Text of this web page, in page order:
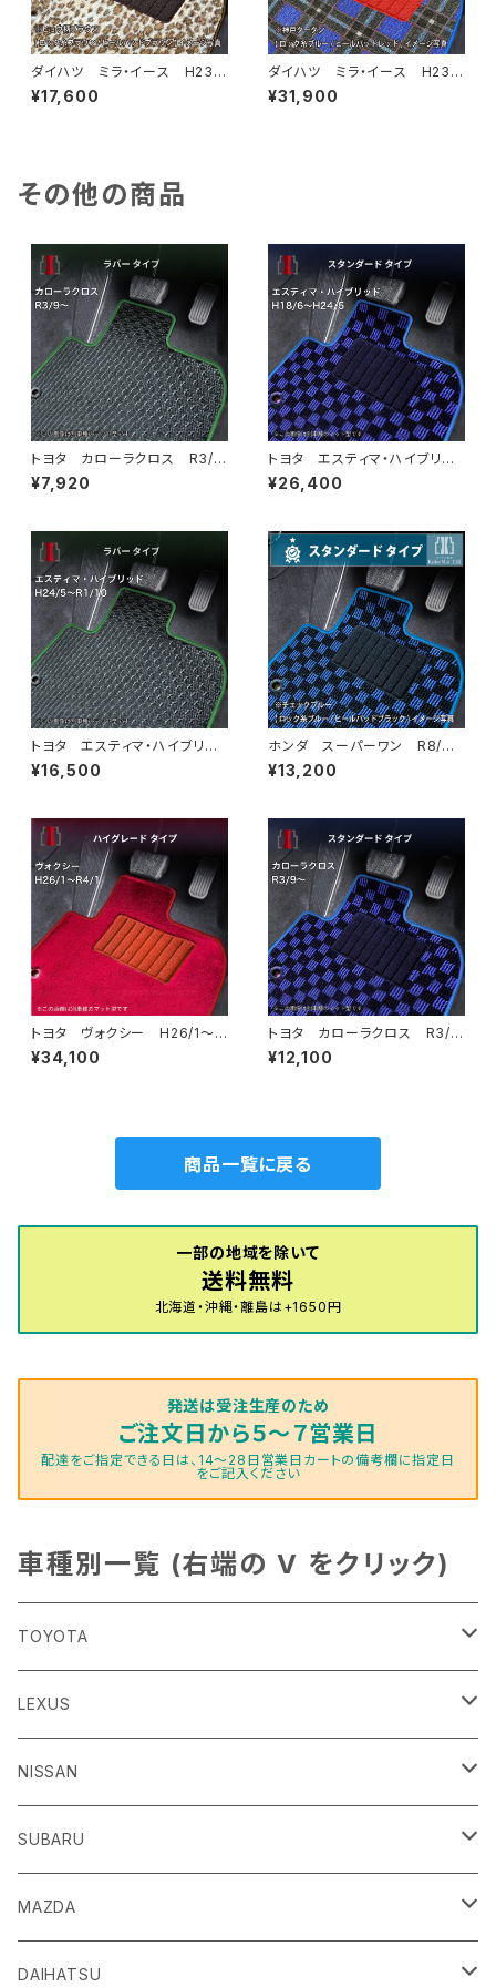
ダイハツ ミラ・イース H23/
9〜 LA300系 フロアマット
一式 カーマット スペシャルタ
¥17,600
ダイハツ ミラ・イース H23/
9〜 LA300系 フロアマット
一式 カーマット 神戸タータ
¥31,900
その他の商品
トヨタ カローラクロス R3/
9〜 10系 フロアマット一
式 カーマット 防水 ラバー
¥7,920
トヨタ エスティマ・ハイブリッ
ド H18/6〜H24/5（前期） 2
0系 フロアマット一式 カーマ
¥26,400
トヨタ エスティマ・ハイブリッ
ド H24/5〜R1/10（後期） 20
系 フロアマット一式 カーマッ
¥16,500
ホンダ スーパーワン R8/
5〜 JG6 フロアマット一式
カーマット スタンダードタイプ
¥13,200
トヨタ ヴォクシー H26/1〜R
4/1 80系 ステップマット付
フロアマット一式 カーマット
¥34,100
トヨタ カローラクロス R3/
9〜 10系 フロアマット一
式 カーマット スタンダードタ
¥12,100
商品一覧に戻る
一部の地域を除いて
送料無料
北海道・沖縄・離島は+1650円
発送は受注生産のため
ご注文日から５～７営業日
配達をご指定できる日は、14～28日営業日カートの備考欄に指定日
をご記入ください
車種別一覧 (右端の V をクリック)
TOYOTA
86
H24/4～R3/8 ZN6
GR86
R3/10～ ZN8
ｂＢ
H17/12～H28/8 20系
ｂZ４X
R4/5~ XEAM10/11/15・YEAM15
Ｃ-ＨＲ
LEXUS
ＣＴ
H23/1～R4/11
ＥＳ
H30/10～
ＧＳ
H24/1～R2/7
ＨＳ
NISSAN
ＡＤ
H18/12～ Y12
ＧＴ－Ｒ
H19/12～ R35
ＮＴ１００クリッパートラック
SUBARU
ＢＲＺ
H24/3～R3/8 ZC6
ＷＲＸ Ｓ４/ＳＴＩ
MAZDA
ＣＸ－３
DAIHATSU